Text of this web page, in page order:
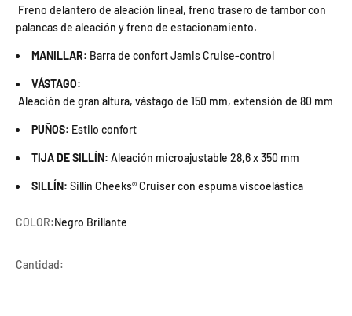
Freno delantero de aleación lineal, freno trasero de tambor con
palancas de aleación y freno de estacionamiento.
MANILLAR: Barra de confort Jamis Cruise-control
VÁSTAGO:
Aleación de gran altura, vástago de 150 mm, extensión de 80 mm
PUÑOS: Estilo confort
TIJA DE SILLÍN: Aleación microajustable 28,6 x 350 mm
SILLÍN: Sillín Cheeks® Cruiser con espuma viscoelástica
COLOR:Negro Brillante
Cantidad: